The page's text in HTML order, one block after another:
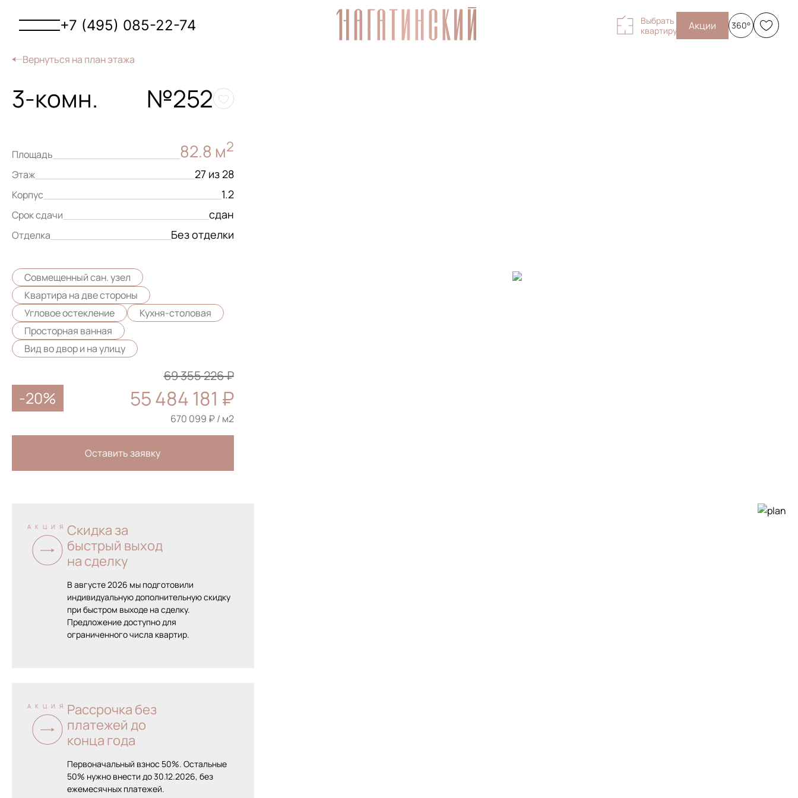
+7 (495) 085-22-74
Выбрать
квартиру
Акции 360°
Вернуться на план этажа
3-комн. №252
Площадь 82.8 м2
Этаж 27 из 28
Корпус 1.2
Срок сдачи сдан
Отделка Без отделки
Совмещенный сан. узел
Квартира на две стороны
Угловое остекление
Кухня-столовая
Просторная ванная
Вид во двор и на улицу
69 355 226 ₽
-20% 55 484 181 ₽
670 099 ₽ / м2
Оставить заявку
АКЦИЯ Скидка за
быстрый выход
на сделку
В августе 2026 мы подготовили
индивидуальную дополнительную скидку
при быстром выходе на сделку.
Предложение доступно для
ограниченного числа квартир.
АКЦИЯ Рассрочка без
платежей до
конца года
Первоначальный взнос 50%. Остальные
50% нужно внести до 30.12.2026, без
ежемесячных платежей.